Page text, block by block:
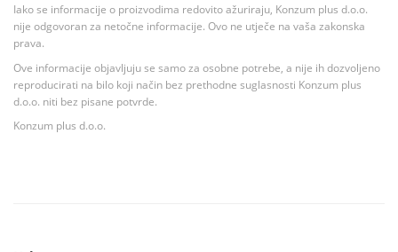
Iako se informacije o proizvodima redovito ažuriraju, Konzum plus d.o.o.
nije odgovoran za netočne informacije. Ovo ne utječe na vaša zakonska
prava.
Ove informacije objavljuju se samo za osobne potrebe, a nije ih dozvoljeno
reproducirati na bilo koji način bez prethodne suglasnosti Konzum plus
d.o.o. niti bez pisane potvrde.
Konzum plus d.o.o.